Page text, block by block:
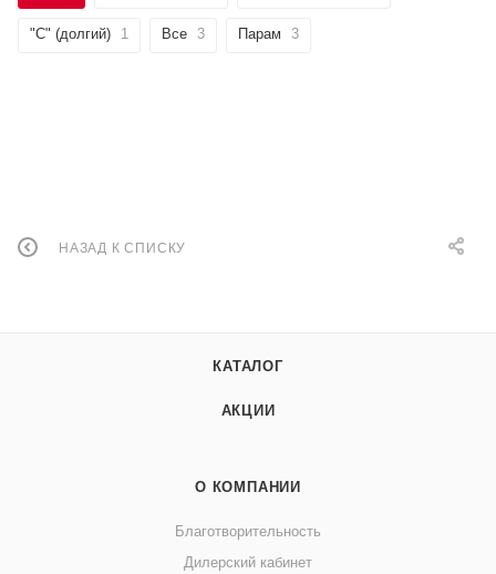
"C" (долгий) 1 Все 3 Парам 3
НАЗАД К СПИСКУ
КАТАЛОГ
АКЦИИ
О КОМПАНИИ
Благотворительность
Дилерский кабинет